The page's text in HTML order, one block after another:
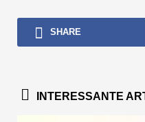
SHARE
INTERESSANTE